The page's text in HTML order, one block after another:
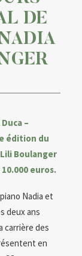
DE
–
édition du
Boulanger
euros.
Nadia et
deux ans
carrière des
en